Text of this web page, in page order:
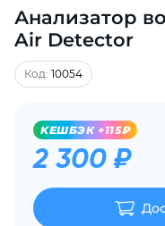
Анализатор
Air Detector
Код: 10054
KЕШБЭК +115₽
2 300 ₽
Получайте
выбранный
списываться
по25%каждые
Подробнее